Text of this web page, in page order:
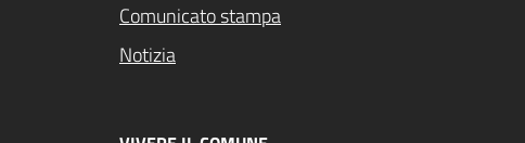
Comunicato stampa
Notizia